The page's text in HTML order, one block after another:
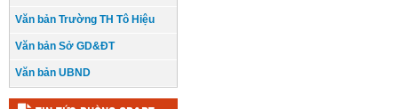
Văn bản Trường TH Tô Hiệu
Văn bản Sở GD&ĐT
Văn bản UBND